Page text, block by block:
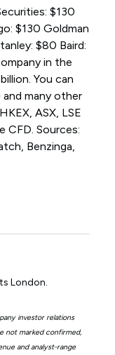
$130
$130 Goldman
$80 Baird:
in the
You can
and many other
ASX, LSE
CFD. Sources:
Benzinga,
London.
investor relations
not marked confirmed,
and analyst-range